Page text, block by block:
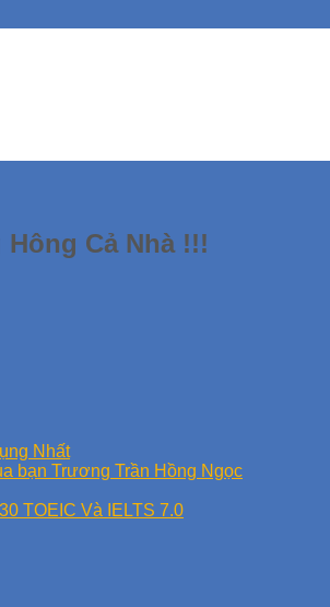
Cả Nhà !!!
Nhất
bạn Trương Trần Hồng Ngọc
TOEIC Và IELTS 7.0